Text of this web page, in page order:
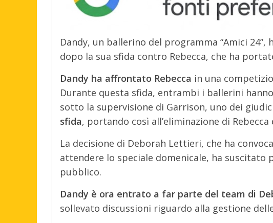
Dandy, un ballerino del programma “Amici
dopo la sua sfida contro Rebecca, che ha
Dandy ha affrontato Rebecca in una
Durante questa sfida, entrambi i ballerini
sotto la supervisione di Garrison, uno dei
sfida, portando così all’eliminazione di Rebecca
La decisione di Deborah Lettieri, che ha
attendere lo speciale domenicale, ha suscitato
pubblico.
Dandy è ora entrato a far parte del team di
sollevato discussioni riguardo alla gestione